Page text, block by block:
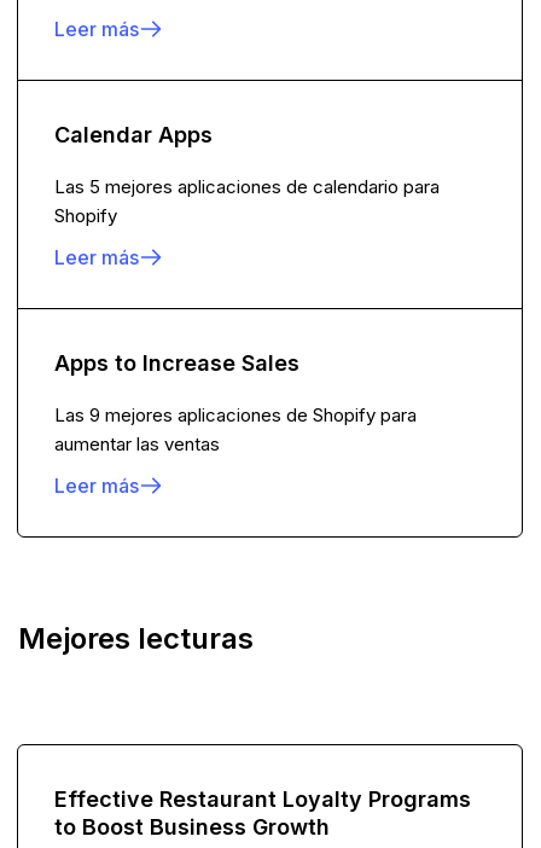
Leer más
Calendar Apps
Las 5 mejores aplicaciones de calendario para
Shopify
Leer más
Apps to Increase Sales
Las 9 mejores aplicaciones de Shopify para
aumentar las ventas
Leer más
Mejores lecturas
Effective Restaurant Loyalty Programs
to Boost Business Growth